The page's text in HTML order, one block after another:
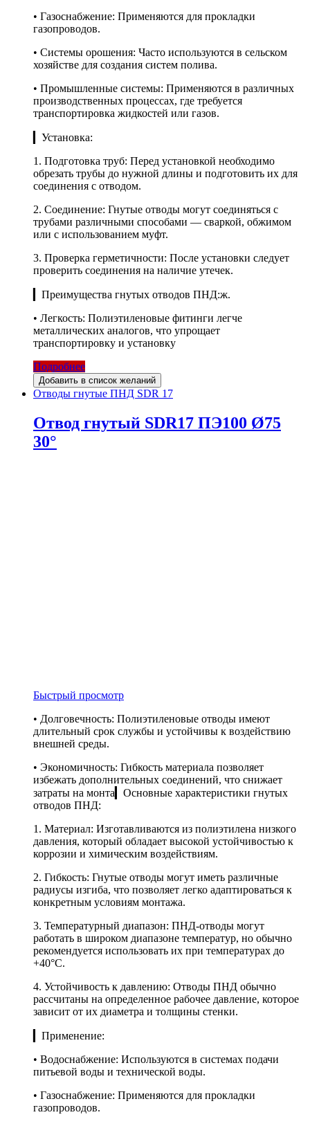
• Газоснабжение: Применяются для прокладки
газопроводов.
• Системы орошения: Часто используются в сельском
хозяйстве для создания систем полива.
• Промышленные системы: Применяются в различных
производственных процессах, где требуется
транспортировка жидкостей или газов.
▎Установка:
1. Подготовка труб: Перед установкой необходимо
обрезать трубы до нужной длины и подготовить их для
соединения с отводом.
2. Соединение: Гнутые отводы могут соединяться с
трубами различными способами — сваркой, обжимом
или с использованием муфт.
3. Проверка герметичности: После установки следует
проверить соединения на наличие утечек.
▎Преимущества гнутых отводов ПНД:ж.
• Легкость: Полиэтиленовые фитинги легче
металлических аналогов, что упрощает
транспортировку и установку
Подробнее
Добавить в список желаний
Отводы гнутые ПНД SDR 17
Отвод гнутый SDR17 ПЭ100 Ø75
30°
Быстрый просмотр
• Долговечность: Полиэтиленовые отводы имеют
длительный срок службы и устойчивы к воздействию
внешней среды.
• Экономичность: Гибкость материала позволяет
избежать дополнительных соединений, что снижает
затраты на монта▎Основные характеристики гнутых
отводов ПНД:
1. Материал: Изготавливаются из полиэтилена низкого
давления, который обладает высокой устойчивостью к
коррозии и химическим воздействиям.
2. Гибкость: Гнутые отводы могут иметь различные
радиусы изгиба, что позволяет легко адаптироваться к
конкретным условиям монтажа.
3. Температурный диапазон: ПНД-отводы могут
работать в широком диапазоне температур, но обычно
рекомендуется использовать их при температурах до
+40°C.
4. Устойчивость к давлению: Отводы ПНД обычно
рассчитаны на определенное рабочее давление, которое
зависит от их диаметра и толщины стенки.
▎Применение:
• Водоснабжение: Используются в системах подачи
питьевой воды и технической воды.
• Газоснабжение: Применяются для прокладки
газопроводов.